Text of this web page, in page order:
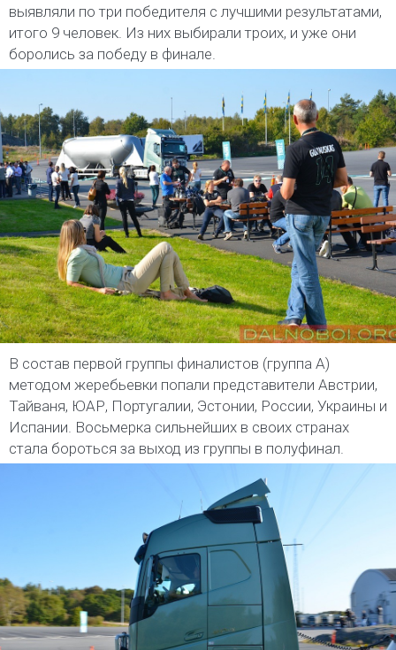
выявляли по три победителя с лучшими результатами,
итого 9 человек. Из них выбирали троих, и уже они
боролись за победу в финале.
В состав первой группы финалистов (группа А)
методом жеребьевки попали представители Австрии,
Тайваня, ЮАР, Португалии, Эстонии, России, Украины и
Испании. Восьмерка сильнейших в своих странах
стала бороться за выход из группы в полуфинал.